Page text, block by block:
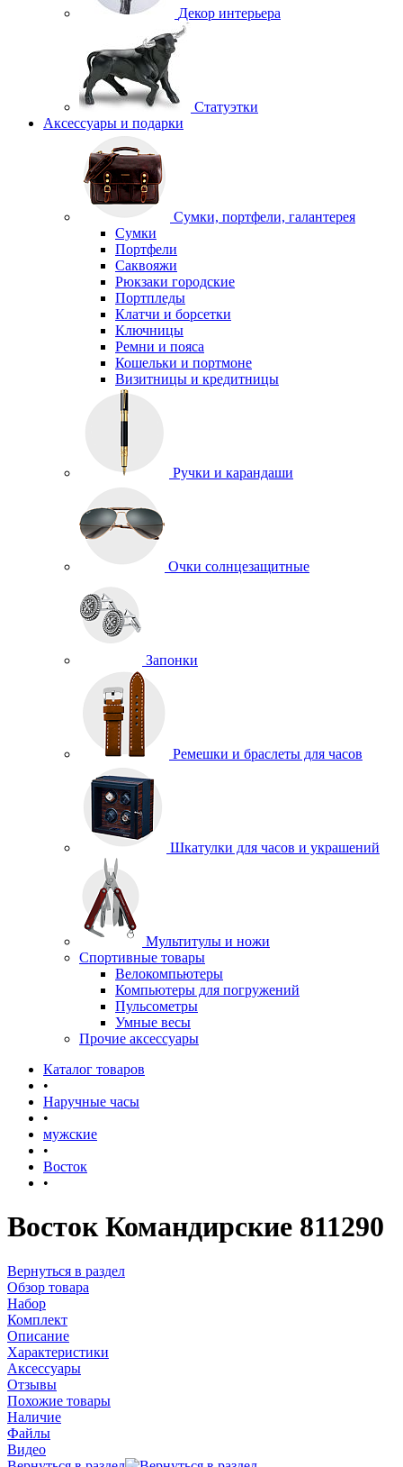
Декор интерьера
Статуэтки
Аксессуары и подарки
Сумки, портфели, галантерея
Сумки
Портфели
Саквояжи
Рюкзаки городские
Портпледы
Клатчи и борсетки
Ключницы
Ремни и пояса
Кошельки и портмоне
Визитницы и кредитницы
Ручки и карандаши
Очки солнцезащитные
Запонки
Ремешки и браслеты для часов
Шкатулки для часов и украшений
Мультитулы и ножи
Спортивные товары
Велокомпьютеры
Компьютеры для погружений
Пульсометры
Умные весы
Прочие аксессуары
Каталог товаров
•
Наручные часы
•
мужские
•
Восток
•
Восток Командирские 811290
Вернуться в раздел
Обзор товара
Набор
Комплект
Описание
Характеристики
Аксессуары
Отзывы
Похожие товары
Наличие
Файлы
Видео